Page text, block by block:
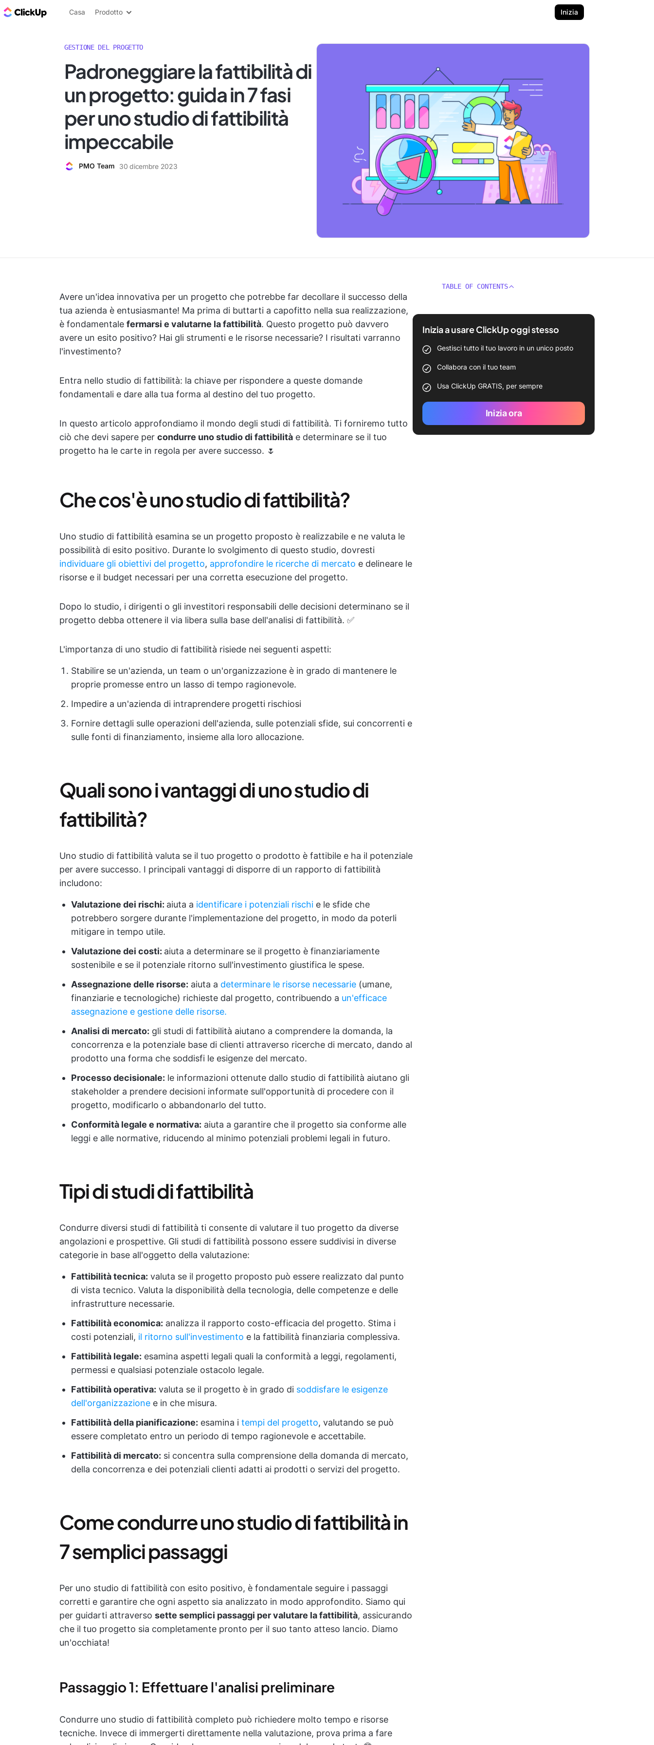
Blog di ClickUp
Casa Prodotto Inizia
GESTIONE DEL PROGETTO
Padroneggiare la fattibilità di
un progetto: guida in 7 fasi
per uno studio di fattibilità
impeccabile
PMO Team 30 dicembre 2023
Avere un'idea innovativa per un progetto che potrebbe far decollare il successo della
tua azienda è entusiasmante! Ma prima di buttarti a capofitto nella sua realizzazione,
è fondamentale fermarsi e valutarne la fattibilità. Questo progetto può davvero
avere un esito positivo? Hai gli strumenti e le risorse necessarie? I risultati varranno
l'investimento?
Entra nello studio di fattibilità: la chiave per rispondere a queste domande
fondamentali e dare alla tua forma al destino del tuo progetto.
In questo articolo approfondiamo il mondo degli studi di fattibilità. Ti forniremo tutto
ciò che devi sapere per condurre uno studio di fattibilità e determinare se il tuo
progetto ha le carte in regola per avere successo. 🌷
Che cos'è uno studio di fattibilità?
Uno studio di fattibilità esamina se un progetto proposto è realizzabile e ne valuta le
possibilità di esito positivo. Durante lo svolgimento di questo studio, dovresti
individuare gli obiettivi del progetto, approfondire le ricerche di mercato e delineare le
risorse e il budget necessari per una corretta esecuzione del progetto.
Dopo lo studio, i dirigenti o gli investitori responsabili delle decisioni determinano se il
progetto debba ottenere il via libera sulla base dell'analisi di fattibilità. ✅
L'importanza di uno studio di fattibilità risiede nei seguenti aspetti:
Stabilire se un'azienda, un team o un'organizzazione è in grado di mantenere le
proprie promesse entro un lasso di tempo ragionevole.
Impedire a un'azienda di intraprendere progetti rischiosi
Fornire dettagli sulle operazioni dell'azienda, sulle potenziali sfide, sui concorrenti e
sulle fonti di finanziamento, insieme alla loro allocazione.
Quali sono i vantaggi di uno studio di
fattibilità?
Uno studio di fattibilità valuta se il tuo progetto o prodotto è fattibile e ha il potenziale
per avere successo. I principali vantaggi di disporre di un rapporto di fattibilità
includono:
Valutazione dei rischi: aiuta a identificare i potenziali rischi e le sfide che
potrebbero sorgere durante l'implementazione del progetto, in modo da poterli
mitigare in tempo utile.
Valutazione dei costi: aiuta a determinare se il progetto è finanziariamente
sostenibile e se il potenziale ritorno sull'investimento giustifica le spese.
Assegnazione delle risorse: aiuta a determinare le risorse necessarie (umane,
finanziarie e tecnologiche) richieste dal progetto, contribuendo a un'efficace
assegnazione e gestione delle risorse.
Analisi di mercato: gli studi di fattibilità aiutano a comprendere la domanda, la
concorrenza e la potenziale base di clienti attraverso ricerche di mercato, dando al
prodotto una forma che soddisfi le esigenze del mercato.
Processo decisionale: le informazioni ottenute dallo studio di fattibilità aiutano gli
stakeholder a prendere decisioni informate sull'opportunità di procedere con il
progetto, modificarlo o abbandonarlo del tutto.
Conformità legale e normativa: aiuta a garantire che il progetto sia conforme alle
leggi e alle normative, riducendo al minimo potenziali problemi legali in futuro.
Tipi di studi di fattibilità
Condurre diversi studi di fattibilità ti consente di valutare il tuo progetto da diverse
angolazioni e prospettive. Gli studi di fattibilità possono essere suddivisi in diverse
categorie in base all'oggetto della valutazione:
Fattibilità tecnica: valuta se il progetto proposto può essere realizzato dal punto
di vista tecnico. Valuta la disponibilità della tecnologia, delle competenze e delle
infrastrutture necessarie.
Fattibilità economica: analizza il rapporto costo-efficacia del progetto. Stima i
costi potenziali, il ritorno sull'investimento e la fattibilità finanziaria complessiva.
Fattibilità legale: esamina aspetti legali quali la conformità a leggi, regolamenti,
permessi e qualsiasi potenziale ostacolo legale.
Fattibilità operativa: valuta se il progetto è in grado di soddisfare le esigenze
dell'organizzazione e in che misura.
Fattibilità della pianificazione: esamina i tempi del progetto, valutando se può
essere completato entro un periodo di tempo ragionevole e accettabile.
Fattibilità di mercato: si concentra sulla comprensione della domanda di mercato,
della concorrenza e dei potenziali clienti adatti ai prodotti o servizi del progetto.
Come condurre uno studio di fattibilità in
7 semplici passaggi
Per uno studio di fattibilità con esito positivo, è fondamentale seguire i passaggi
corretti e garantire che ogni aspetto sia analizzato in modo approfondito. Siamo qui
per guidarti attraverso sette semplici passaggi per valutare la fattibilità, assicurando
che il tuo progetto sia completamente pronto per il suo tanto atteso lancio. Diamo
un'occhiata!
Passaggio 1: Effettuare l'analisi preliminare
Condurre uno studio di fattibilità completo può richiedere molto tempo e risorse
tecniche. Invece di immergerti direttamente nella valutazione, prova prima a fare
TABLE OF CONTENTS
Inizia a usare ClickUp oggi stesso
Gestisci tutto il tuo lavoro in un unico posto
Collabora con il tuo team
Usa ClickUp GRATIS, per sempre
Inizia ora